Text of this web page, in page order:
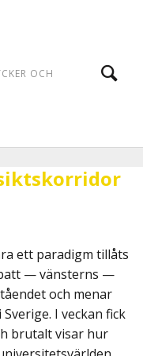
OCH
ett paradigm tillåts
— vänsterns —
och menar
I veckan fick
brutalt visar hur